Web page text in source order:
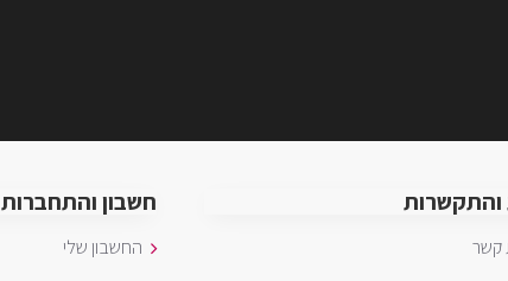
והתקשרות
קשר
חשבון והתחברות
החשבון שלי